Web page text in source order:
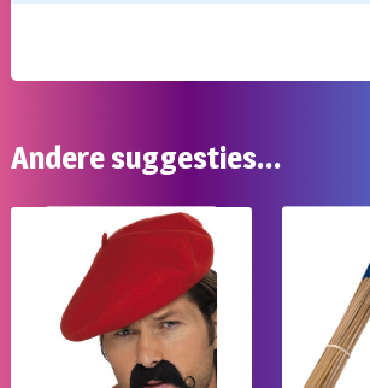
Andere suggesties…